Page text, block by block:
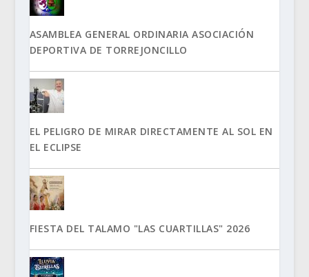
ASAMBLEA GENERAL ORDINARIA ASOCIACIÓN
DEPORTIVA DE TORREJONCILLO
EL PELIGRO DE MIRAR DIRECTAMENTE AL SOL EN
EL ECLIPSE
FIESTA DEL TALAMO "LAS CUARTILLAS" 2026